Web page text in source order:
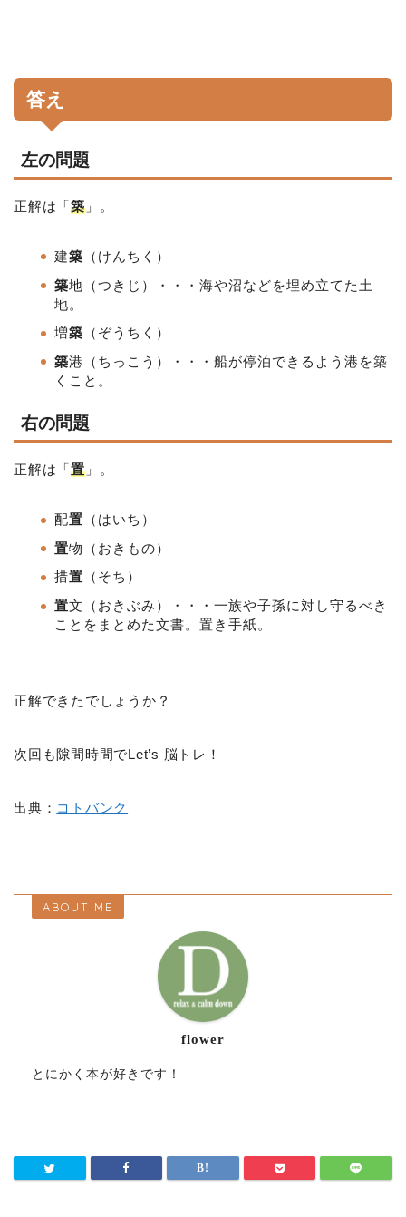
答え
左の問題
正解は「築」。
建築 （けんちく）
築地（つきじ）・・・海や沼などを埋め立てた土
地。
増築 （ぞうちく）
築港
（ちっこう）・・・船が停泊できるよう港を築
くこと。
右の問題
正解は「置」。
配置 （はいち）
置物（おきもの）
措置 （そち）
置文（おきぶみ）
・・・一族や子孫に対し守るべき
ことをまとめた文書。置き手紙。
正解できたでしょうか？
次回も隙間時間でLet’s 脳トレ！
出典： コトバンク
ABOUT ME
flower
とにかく本が好きです！